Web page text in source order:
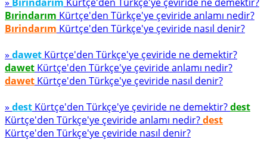
Bırindarım Kürtçe'den Türkçe'ye çeviride anlamı nedir?
Bırindarım Kürtçe'den Türkçe'ye çeviride nasıl denir?
» dawet Kürtçe'den Türkçe'ye çeviride ne demektir?
dawet Kürtçe'den Türkçe'ye çeviride anlamı nedir?
dawet Kürtçe'den Türkçe'ye çeviride nasıl denir?
» dest Kürtçe'den Türkçe'ye çeviride ne demektir?dest
Kürtçe'den Türkçe'ye çeviride anlamı nedir?dest
Kürtçe'den Türkçe'ye çeviride nasıl denir?